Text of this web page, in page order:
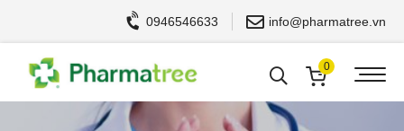
0946546633 info@pharmatree.vn
0